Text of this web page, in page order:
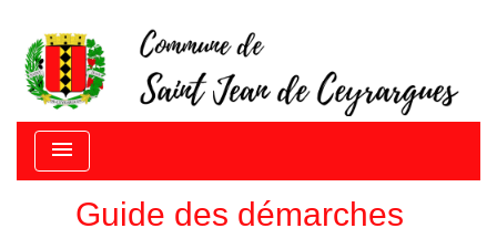
menu
Guide des démarches